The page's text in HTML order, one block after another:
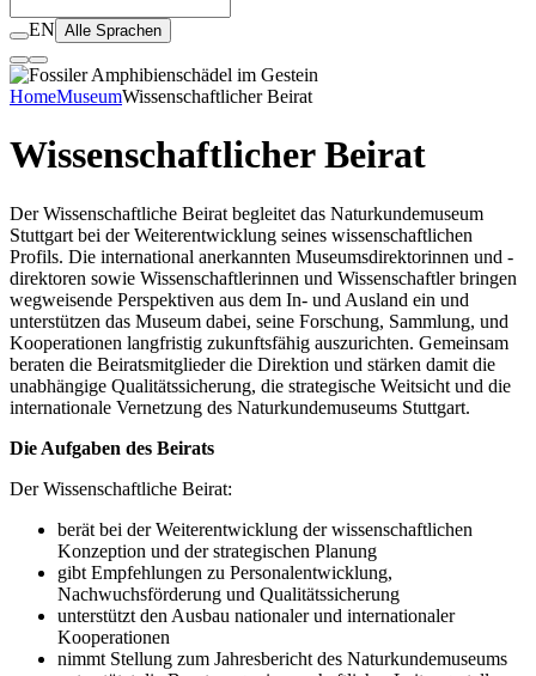
EN Alle Sprachen
HomeMuseumWissenschaftlicher Beirat
Wissenschaftlicher Beirat
Der Wissenschaftliche Beirat begleitet das Naturkundemuseum
Stuttgart bei der Weiterentwicklung seines wissenschaftlichen
Profils. Die international anerkannten Museumsdirektorinnen und -
direktoren sowie Wissenschaftlerinnen und Wissenschaftler bringen
wegweisende Perspektiven aus dem In- und Ausland ein und
unterstützen das Museum dabei, seine Forschung, Sammlung, und
Kooperationen langfristig zukunftsfähig auszurichten. Gemeinsam
beraten die Beiratsmitglieder die Direktion und stärken damit die
unabhängige Qualitätssicherung, die strategische Weitsicht und die
internationale Vernetzung des Naturkundemuseums Stuttgart.
Die Aufgaben des Beirats
Der Wissenschaftliche Beirat:
berät bei der Weiterentwicklung der wissenschaftlichen
Konzeption und der strategischen Planung
gibt Empfehlungen zu Personalentwicklung,
Nachwuchsförderung und Qualitätssicherung
unterstützt den Ausbau nationaler und internationaler
Kooperationen
nimmt Stellung zum Jahresbericht des Naturkundemuseums